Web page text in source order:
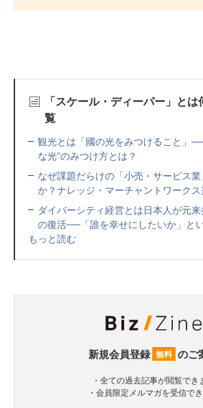
「スケール・ディーパー」と
覧
観光とは「國の光をみつけること」
な光”のみつけ方とは？
なぜ課題だらけの「小売・サービス
か？ナレッジ・マーチャントワーク
ダイバーシティ経営とは日本人が元
の復活──「誰を幸せにしたいか」と
もっと読む
新規会員登録 無料 のご
・全ての過去記事が閲覧でき
・会員限定メルマガを受信で